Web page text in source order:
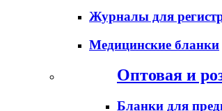
Журналы для
Медицинские бланки
Оптовая и
Бланки для